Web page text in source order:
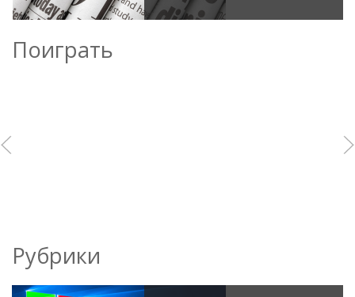
Поиграть
Рубрики